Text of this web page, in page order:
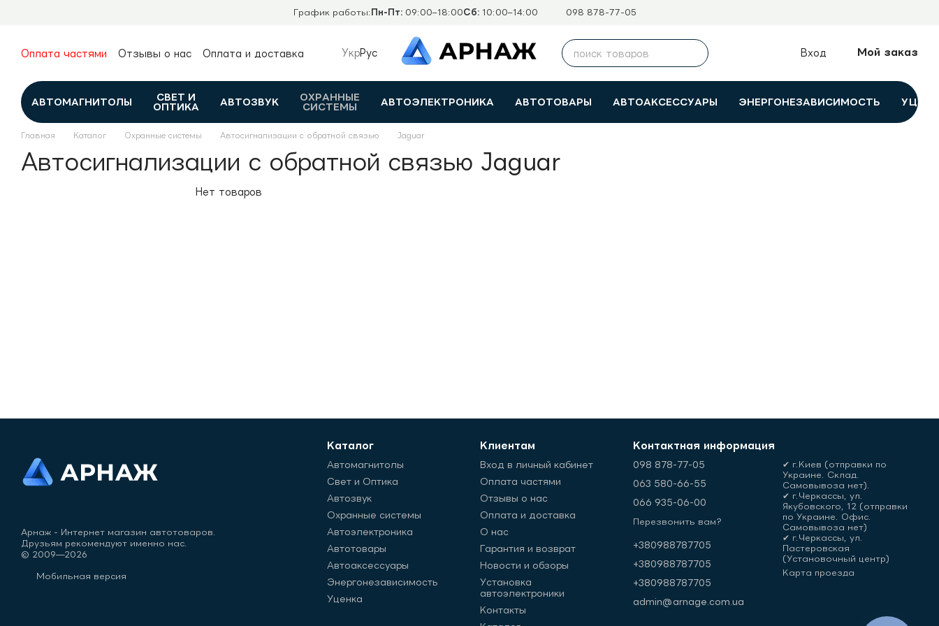
График работы: Пн-Пт:09:00–18:00Сб:10:00–14:00 098 878-77-05
Оплата частями Отзывы о нас
Оплата и доставка
Контакты
Каталог
УкрРус Вход Мой заказ
АВТОМАГНИТОЛЫ
СВЕТ И
ОПТИКА
АВТОЗВУК
ОХРАННЫЕ
СИСТЕМЫ
АВТОЭЛЕКТРОНИКА АВТОТОВАРЫ АВТОАКСЕССУАРЫ ЭНЕРГОНЕЗАВИСИМОСТЬ
Главная Каталог Охранные системы Автосигнализации с обратной связью Jaguar
Автосигнализации с обратной связью Jaguar
Нет товаров
Арнаж - Интернет магазин автотоваров.
Друзьям рекомендуют именно нас.
© 2009—2026
Мобильная версия
Каталог
Автомагнитолы
Свет и Оптика
Автозвук
Охранные системы
Автоэлектроника
Автотовары
Автоаксессуары
Энергонезависимость
Уценка
Клиентам
Вход в личный кабинет
Оплата частями
Отзывы о нас
Оплата и доставка
О нас
Гарантия и возврат
Новости и обзоры
Установка
автоэлектроники
Контакты
Контактная информация
098 878-77-05
063 580-66-55
066 935-06-00
Перезвонить вам?
+380988787705
+380988787705
+380988787705
admin@arnage.com.ua
✔ г.Киев (отправки по
Украине. Склад.
Самовывоза нет).
✔ г.Черкассы, ул.
Якубовского, 12 (отправки
по Украине. Офис.
Самовывоза нет)
✔ г.Черкассы, ул.
Пастеровская
(Установочный центр)
Карта проезда